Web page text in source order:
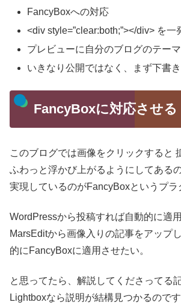
FancyBoxへの対応
<div style=”clear:both;”></div> を一
プレビューに自分のブログのテー
いきなり公開ではなく、まず下書
FancyBoxに対応させる
このブログでは画像をクリックすると
ふわっと浮かび上がるようにしてある
実現しているのがFancyBoxというプラ
WordPressから投稿すれば自動的に適
MarsEditから画像入りの記事をアップ
的にFancyBoxに適用させたい。
と思ってたら、解説してくださってる
Lightboxなら説明が結構見つかるので